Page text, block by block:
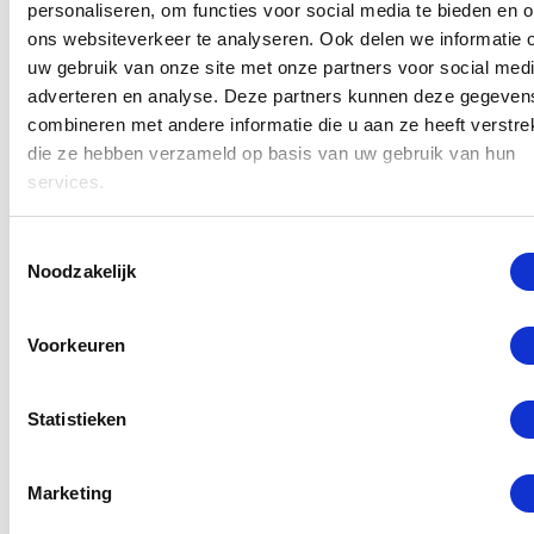
personaliseren, om functies voor social media te bieden en
ons websiteverkeer te analyseren. Ook delen we informatie
uw gebruik van onze site met onze partners voor social
adverteren en analyse. Deze partners kunnen deze
combineren met andere informatie die u aan ze heeft
die ze hebben verzameld op basis van uw gebruik van hun
services.
Noodzakelijk
Voorkeuren
Statistieken
Marketing
Samsung S6 Edge Plus reparatie op met de
beschrijving van het probleem en wij sturen het
weer gerepareerd terug. De onderdelen die wij
gebruiken zijn afkomstig van Samsung zelf en
hebben precies dezelfde kwaliteit die u gewend
bent. Heeft u hier een vraag over? Neem gerust
naar010 260 00 28
Samsung S6 Edge Plus
Wist u dat de meeste reparatie ook onder uw
kom dan langs voor een offerte bij ons filiaal in